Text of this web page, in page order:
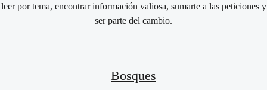
leer por tema, encontrar información valiosa, sumarte a las peticiones y
ser parte del cambio.
Bosques